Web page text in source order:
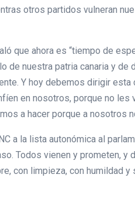
otros partidos vulneran
que ahora es “tiempo de
de nuestra patria canaria y de
Y hoy debemos dirigir esta
en nosotros, porque no les
a hacer porque a nosotros
a la lista autonómica al
Todos vienen y prometen, y
con limpieza, con humildad y